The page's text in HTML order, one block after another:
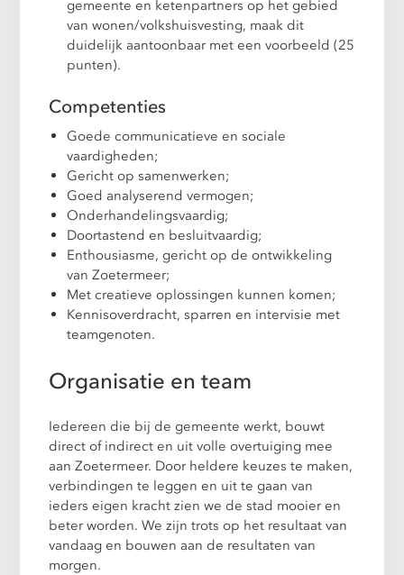
gemeente en ketenpartners op het gebied
van wonen/volkshuisvesting, maak dit
duidelijk aantoonbaar met een voorbeeld (25
punten).
Competenties
Goede communicatieve en sociale
vaardigheden;
Gericht op samenwerken;
Goed analyserend vermogen;
Onderhandelingsvaardig;
Doortastend en besluitvaardig;
Enthousiasme, gericht op de ontwikkeling
van Zoetermeer;
Met creatieve oplossingen kunnen komen;
Kennisoverdracht, sparren en intervisie met
teamgenoten.
Organisatie en team
Iedereen die bij de gemeente werkt, bouwt
direct of indirect en uit volle overtuiging mee
aan Zoetermeer. Door heldere keuzes te maken,
verbindingen te leggen en uit te gaan van
ieders eigen kracht zien we de stad mooier en
beter worden. We zijn trots op het resultaat van
vandaag en bouwen aan de resultaten van
morgen.